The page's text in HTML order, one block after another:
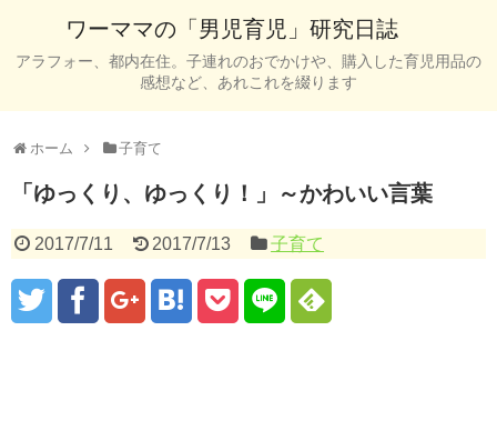
ワーママの「男児育児」研究日誌
アラフォー、都内在住。子連れのおでかけや、購入した育児用品の
感想など、あれこれを綴ります
ホーム 子育て
「ゆっくり、ゆっくり！」～かわいい言葉
2017/7/11 2017/7/13 子育て